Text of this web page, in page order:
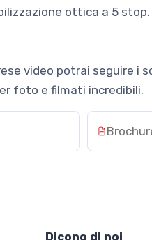
ottica a 5 stop.
video potrai seguire
foto e filmati incredibili.
Dicono di noi